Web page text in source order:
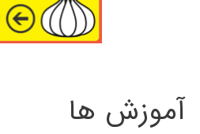
آموزش ها